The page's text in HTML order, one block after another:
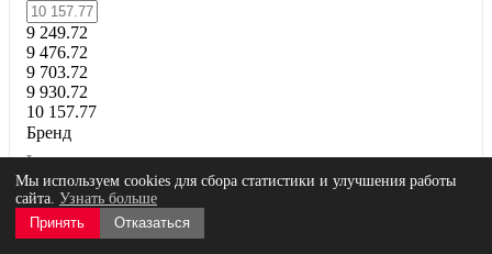
9 249.72
9 476.72
9 703.72
9 930.72
10 157.77
Бренд
Hazet (2)
Страна производства
Мы используем cookies для сбора статистики и улучшения работы
сайта. Узнать больше
Принять
Отказаться